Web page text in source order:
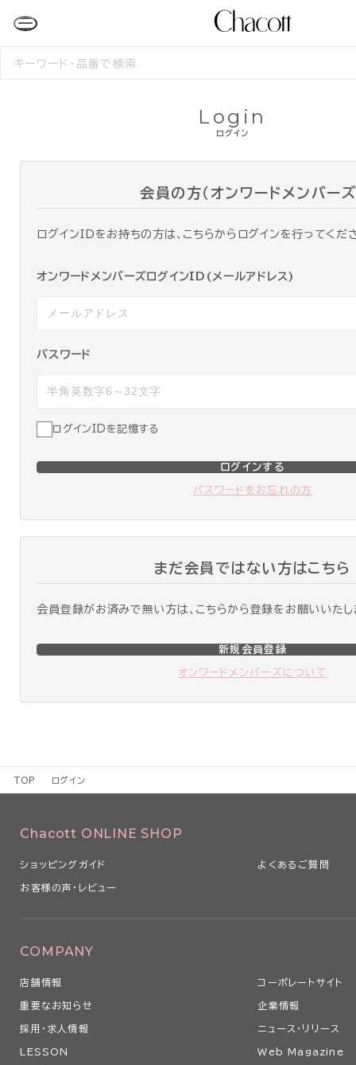
検
ログイン
Login
会員の方（オンワードメンバーズ
ログインIDをお持ちの方は、こちらからログインを行ってくだ
オンワードメンバーズログインID(メールアドレス)
パスワード
ログインIDを記憶する
ログインする
パスワードをお忘れの方
まだ会員ではない方はこちら
会員登録がお済みで無い方は、こちらから登録をお願いいたし
新規会員登録
オンワードメンバーズについて
TOP ログイン
Chacott ONLINE SHOP
ショッピングガイド よくあるご質問
お客様の声・レビュー
COMPANY
店舗情報 コーポレートサイト
重要なお知らせ 企業情報
採用・求人情報 ニュース・リリース
LESSON Web Magazine